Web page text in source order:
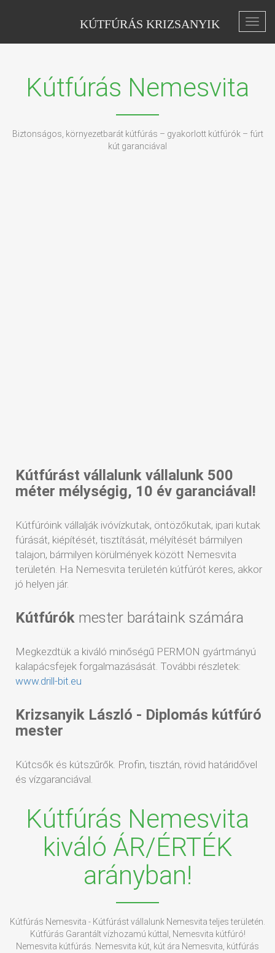
KÚTFÚRÁS KRIZSANYIK
Kútfúrás Nemesvita
Biztonságos, környezetbarát kútfúrás – gyakorlott kútfúrók – fúrt
kút garanciával
Kútfúrást vállalunk vállalunk 500
méter mélységig, 10 év garanciával!
Kútfúróink vállalják ivóvízkutak, öntözőkutak, ipari kutak
fúrását, kiépítését, tisztítását, mélyítését bármilyen
talajon, bármilyen körülmények között Nemesvita
területén. Ha Nemesvita területén kútfúrót keres, akkor
jó helyen jár.
Kútfúrók mester barátaink számára
Megkezdtük a kiváló minőségű PERMON gyártmányú
kalapácsfejek forgalmazásását. További részletek:
www.drill-bit.eu
Krizsanyik László - Diplomás kútfúró
mester
Kútcsők és kútszűrők. Profin, tisztán, rövid határidővel
és vízgaranciával.
Kútfúrás Nemesvita
kiváló ÁR/ÉRTÉK
arányban!
Kútfúrás Nemesvita - Kútfúrást vállalunk Nemesvita teljes területén.
Kútfúrás Garantált vízhozamú kúttal, Nemesvita kútfúró!
Nemesvita kútfúrás. Nemesvita kút, kút ára Nemesvita, kútfúrás